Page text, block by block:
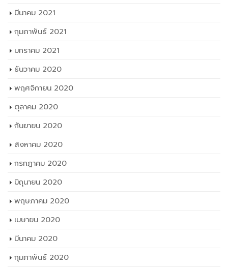
มีนาคม 2021
กุมภาพันธ์ 2021
มกราคม 2021
ธันวาคม 2020
พฤศจิกายน 2020
ตุลาคม 2020
กันยายน 2020
สิงหาคม 2020
กรกฎาคม 2020
มิถุนายน 2020
พฤษภาคม 2020
เมษายน 2020
มีนาคม 2020
กุมภาพันธ์ 2020